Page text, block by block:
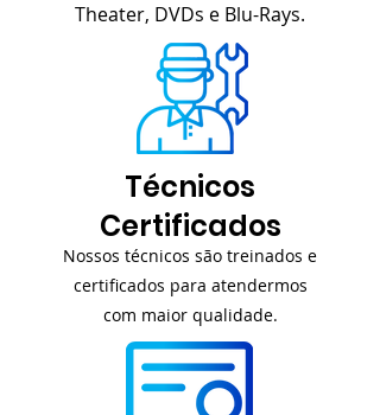
Theater, DVDs e Blu-Rays.
Técnicos
Certificados
Nossos técnicos são treinados e
certificados para atendermos
com maior qualidade.